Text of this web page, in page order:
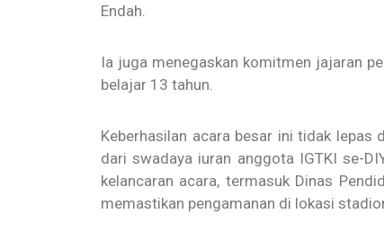
Endah.
Ia juga menegaskan komitmen jajaran
belajar 13 tahun.
Keberhasilan acara besar ini tidak
dari swadaya iuran anggota IGTKI se-
kelancaran acara, termasuk Dinas
memastikan pengamanan di lokasi